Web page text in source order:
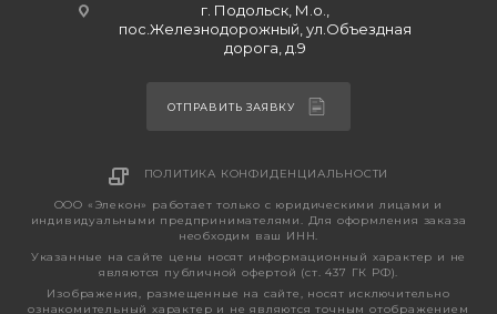
г. Подольск, М.о.,
пос.Железнодорожный, ул.Объездная
дорога, д.9
ОТПРАВИТЬ ЗАЯВКУ
ПОЛИТИКА КОНФИДЕНЦИАЛЬНОСТИ
ООО «Элекон» работает только с юридическими лицами и
индивидуальными предпринимателями. Для оформления заказа
необходим ваш ИНН.
Указанные на сайте цены носят информационный характер и не
являются публичной офертой (ст. 437 ГК РФ).
Изображения, размещенные на сайте, носят исключительно
ознакомительный характер и не являются точным отображением